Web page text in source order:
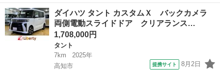
名： ダイハツ ■ 車種名： ミライース ■ グレード名： Ｌ Ｓ
ＡＩＩＩ 後方カメラ クリアランスソナー オートライト オート
ハイビーム...
高知 南国市 ミライース
ダイハツ タント カスタムＸ バックカメラ
両側電動スライドドア クリアランス…
1,708,000円
タント
7km
2025年
高知市
提携サイト 8月2日